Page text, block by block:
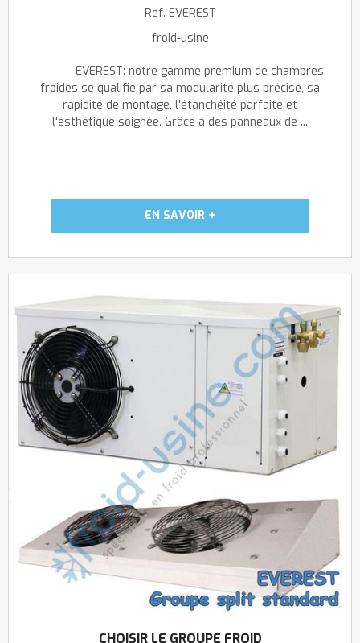
Ref. EVEREST
froid-usine
EVEREST: notre gamme premium de chambres
froides se qualifie par sa modularité plus précise, sa
rapidité de montage, l'étanchéité parfaite et
l'esthétique soignée. Grâce à des panneaux de ...
CHOISIR LE GROUPE FROID